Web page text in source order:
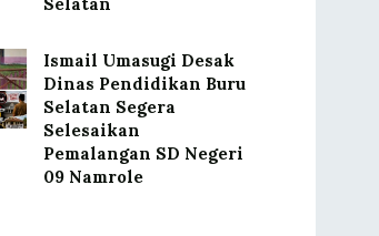
Ismail Umasugi Desak
Dinas Pendidikan Buru
Selatan Segera
Selesaikan
Pemalangan SD Negeri
09 Namrole